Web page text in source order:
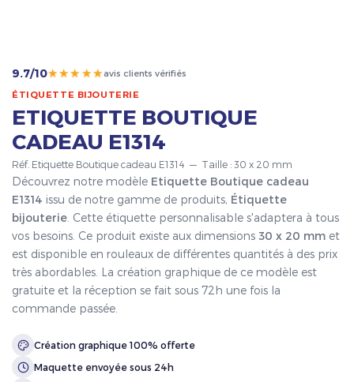
9.7/10★★★★★avis clients vérifiés
ÉTIQUETTE BIJOUTERIE
ETIQUETTE BOUTIQUE
CADEAU E1314
Réf. Etiquette Boutique cadeau E1314 — Taille : 30 x 20 mm
Découvrez notre modèle Etiquette Boutique cadeau
E1314 issu de notre gamme de produits, Étiquette
bijouterie . Cette étiquette personnalisable s'adaptera à tous
vos besoins. Ce produit existe aux dimensions 30 x 20 mm et
est disponible en rouleaux de différentes quantités à des prix
très abordables. La création graphique de ce modèle est
gratuite et la réception se fait sous 72h une fois la
commande passée.
Création graphique 100% offerte
Maquette envoyée sous 24h